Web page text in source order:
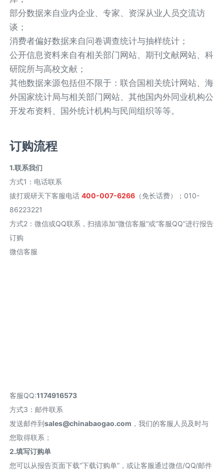
部分数据来自业内企业、专家、资深从业人员交流访
谈；
消费者偏好数据来自问卷调查统计与抽样统计；
公开信息资料来自有相关部门网站、期刊文献网站、科
研院所与高校文献；
其他数据来源包括但不限于：联合国相关统计网站、海
外国家统计局与相关部门网站、其他国内外同业机构公
开发布资料、国外统计机构与民间组织等等。
订购流程
1.联系我们
方式1 ： 电话联系
拔打观研天下客服电话400-007-6266 （免长话费）；010-
86223221
方式2 ：微信或QQ联系，扫描添加“微信客服”或“客服QQ”进行报告
订购
微信客服
客服QQ:1174916573
方式3：邮件联系
发送邮件到sales@chinabaogao.com ，我们的客服人员及时与
您取得联系；
2.填写订购单
您可以从报告页面下载“下载订购单”，或让客服通过微信/QQ/邮件